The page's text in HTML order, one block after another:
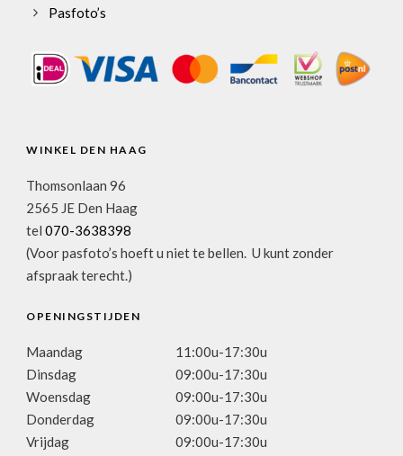
Pasfoto’s
WINKEL DEN HAAG
Thomsonlaan 96
2565 JE Den Haag
tel 070-3638398
(Voor pasfoto’s hoeft u niet te bellen. U kunt zonder
afspraak terecht.)
OPENINGSTIJDEN
Maandag
11:00u-17:30u
Dinsdag
09:00u-17:30u
Woensdag
09:00u-17:30u
Donderdag
09:00u-17:30u
Vrijdag
09:00u-17:30u